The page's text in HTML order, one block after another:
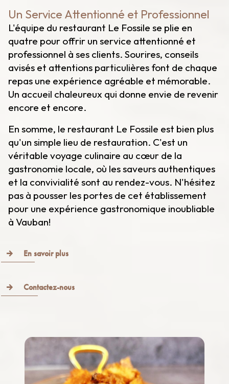
Un Service Attentionné et Professionnel
L'équipe du restaurant Le Fossile se plie en
quatre pour offrir un service attentionné et
professionnel à ses clients. Sourires, conseils
avisés et attentions particulières font de chaque
repas une expérience agréable et mémorable.
Un accueil chaleureux qui donne envie de revenir
encore et encore.
En somme, le restaurant Le Fossile est bien plus
qu'un simple lieu de restauration. C'est un
véritable voyage culinaire au cœur de la
gastronomie locale, où les saveurs authentiques
et la convivialité sont au rendez-vous. N'hésitez
pas à pousser les portes de cet établissement
pour une expérience gastronomique inoubliable
à Vauban!
En savoir plus
Contactez-nous